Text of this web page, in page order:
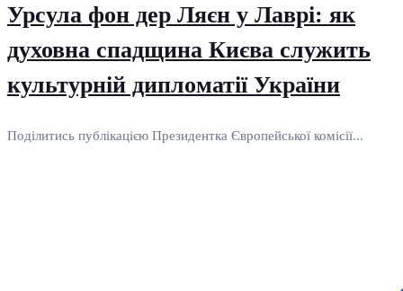
Урсула фон дер Ляєн у Лаврі: як
духовна спадщина Києва служить
культурній дипломатії України
Поділитись публікацією Президентка Європейської комісії...